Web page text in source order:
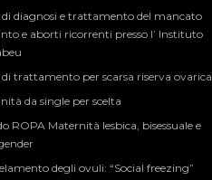
diagnosi e trattamento del mancato
e aborti ricorrenti presso l’ Instituto
trattamento per scarsa riserva ovarica
da single per scelta
ROPA Maternità lesbica, bisessuale e
degli ovuli: “Social freezing”